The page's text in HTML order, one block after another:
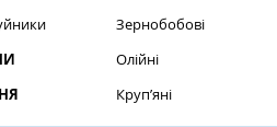
Зернобобові
Олійні
Круп’яні